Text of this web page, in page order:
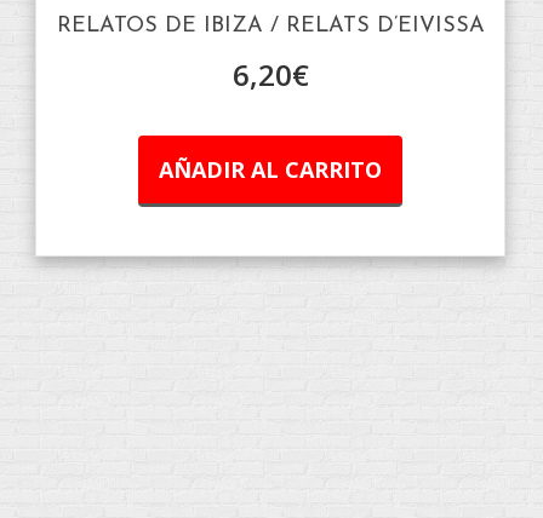
RELATOS DE IBIZA / RELATS D’EIVISSA
6,20€
AÑADIR AL CARRITO